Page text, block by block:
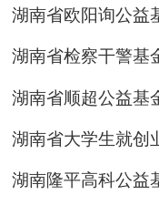
湖南省欧阳询公益
湖南省检察干警基
湖南省顺超公益基
湖南省大学生就创
湖南隆平高科公益